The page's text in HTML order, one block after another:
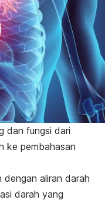
dan fungsi dari
ke pembahasan
aliran darah
darah yang